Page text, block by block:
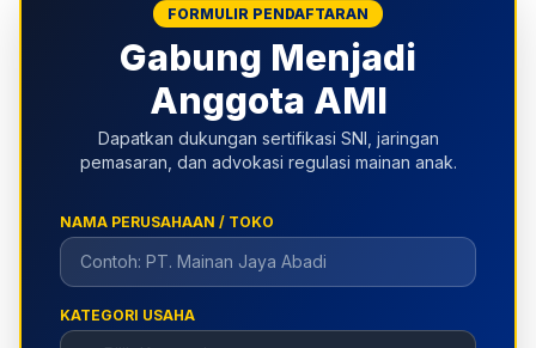
FORMULIR PENDAFTARAN
Gabung Menjadi
Anggota AMI
Dapatkan dukungan sertifikasi SNI, jaringan
pemasaran, dan advokasi regulasi mainan anak.
NAMA PERUSAHAAN / TOKO
KATEGORI USAHA